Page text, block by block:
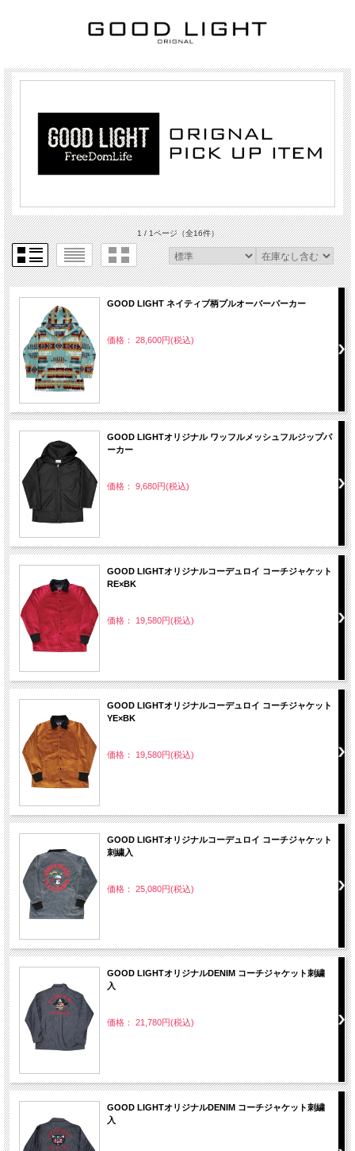
1 / 1ページ（全16件）
GOOD LIGHT ネイティブ柄プルオーバーパーカー
価格： 28,600円(税込)
GOOD LIGHTオリジナル ワッフルメッシュフルジップパ
ーカー
価格： 9,680円(税込)
GOOD LIGHTオリジナルコーデュロイ コーチジャケット
RE×BK
価格： 19,580円(税込)
GOOD LIGHTオリジナルコーデュロイ コーチジャケット
YE×BK
価格： 19,580円(税込)
GOOD LIGHTオリジナルコーデュロイ コーチジャケット
刺繍入
価格： 25,080円(税込)
GOOD LIGHTオリジナルDENIM コーチジャケット刺繍
入
価格： 21,780円(税込)
GOOD LIGHTオリジナルDENIM コーチジャケット刺繍
入